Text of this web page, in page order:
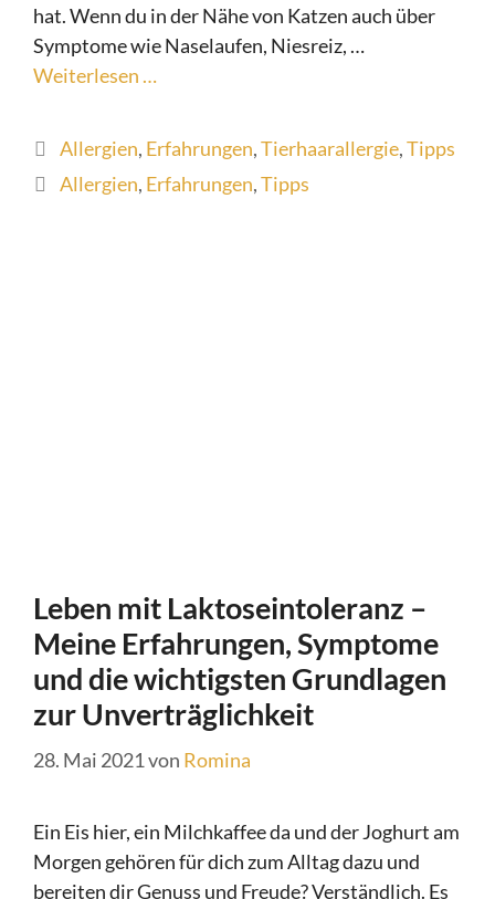
hat. Wenn du in der Nähe von Katzen auch über
Symptome wie Naselaufen, Niesreiz, …
Weiterlesen …
Kategorien
Allergien, Erfahrungen,Tierhaarallergie,Tipps
Schlagwörter
Allergien, Erfahrungen,Tipps
Leben mit Laktoseintoleranz –
Meine Erfahrungen, Symptome
und die wichtigsten Grundlagen
zur Unverträglichkeit
28. Mai 2021von Romina
Ein Eis hier, ein Milchkaffee da und der Joghurt am
Morgen gehören für dich zum Alltag dazu und
bereiten dir Genuss und Freude? Verständlich. Es